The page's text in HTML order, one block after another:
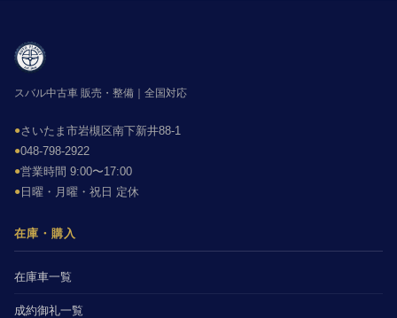
スバル中古車 販売・整備｜全国対応
●さいたま市岩槻区南下新井88-1
●048-798-2922
●営業時間 9:00〜17:00
●日曜・月曜・祝日 定休
在庫・購入
在庫車一覧
成約御礼一覧